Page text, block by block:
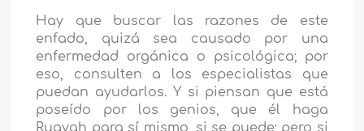
Hay que buscar las razones de este
enfado, quizá sea causado por una
enfermedad orgánica o psicológica; por
eso, consulten a los especialistas que
puedan ayudarlos. Y si piensan que está
poseído por los genios, que él haga
Ruqyah para sí mismo, si se puede; pero si